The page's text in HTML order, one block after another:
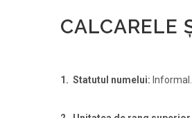
CALCARELE
1. Statutul numelui: Informal.